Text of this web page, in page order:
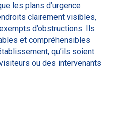
les plans d’urgence
clairement visibles,
d’obstructions. Ils
et compréhensibles
qu’ils soient
ou des intervenants